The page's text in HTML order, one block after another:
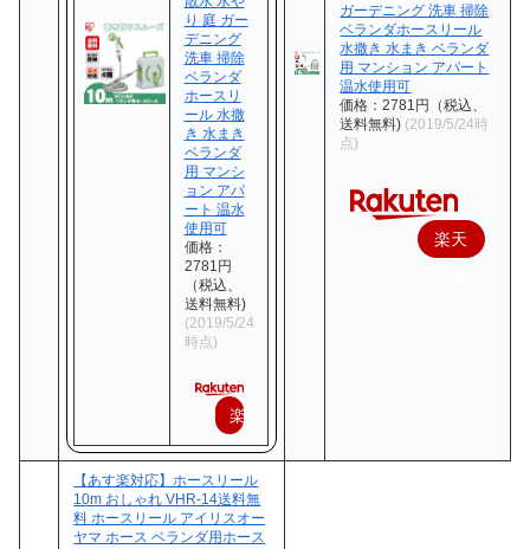
り 庭 ガー
デニング
洗車 掃除
ベランダ
ホースリ
ール 水撒
き 水まき
ベランダ
用 マンシ
ョン アパ
ート 温水
使用可
価格：
2781円
（税込、
送料無料)
(2019/5/24
時点)
楽
天
で
購
ガーデニング 洗車 掃除
ベランダホースリール
水撒き 水まき ベランダ
用 マンション アパート
温水使用可
価格：2781円（税込、
送料無料) (2019/5/24時
点)
楽天
【あす楽対応】ホースリール
10m おしゃれ VHR-14送料無
料 ホースリール アイリスオー
ヤマ ホース ベランダ用ホース